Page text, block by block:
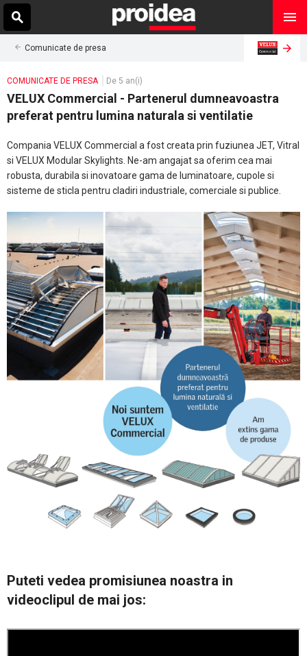
Comunicate de presa
COMUNICATE DE PRESA De 5 an(i)
VELUX Commercial - Partenerul dumneavoastra
preferat pentru lumina naturala si ventilatie
Compania VELUX Commercial a fost creata prin fuziunea JET, Vitral
si VELUX Modular Skylights. Ne-am angajat sa oferim cea mai
robusta, durabila si inovatoare gama de luminatoare, cupole si
sisteme de sticla pentru cladiri industriale, comerciale si publice.
Puteti vedea promisiunea noastra in
videoclipul de mai jos: